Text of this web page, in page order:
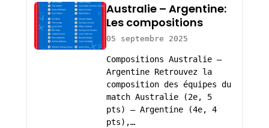
Australie – Argentine:
Les compositions
05 septembre 2025
Compositions Australie –
Argentine Retrouvez la
composition des équipes du
match Australie (2e, 5
pts) – Argentine (4e, 4
pts),…